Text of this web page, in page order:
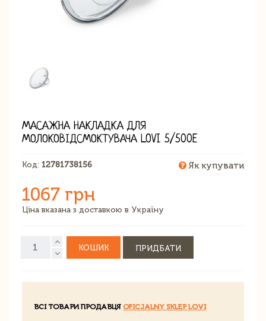
МАСАЖНА НАКЛАДКА ДЛЯ
МОЛОКОВІДСМОКТУВАЧА LOVI 5/500E
Код: 12781738156 Як купувати
1067 грн
Ціна вказана з доставкою в Україну
КОШИК ПРИДБАТИ
ВСІ ТОВАРИ ПРОДАВЦЯ OFICJALNY SKLEP LOVI